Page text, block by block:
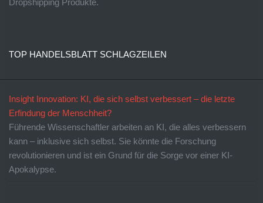
TOP HANDELSBLATT SCHLAGZEILEN
Insight Innovation: KI, die sich selbst verbessert – die letzte
Erfindung der Menschheit?
Führende Wissenschaftler arbeiten an KI, die alles verbessern
kann – inklusive sich selbst. Sie könnte die Forschung
revolutionieren und ist ein Grund für die Sorge vor einer KI-
Apokalypse.